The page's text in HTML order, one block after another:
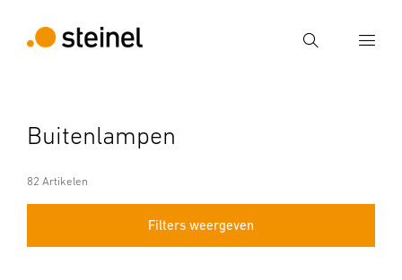
Zoek
Zoek
Buitenlampen
82 Artikelen
Filters weergeven